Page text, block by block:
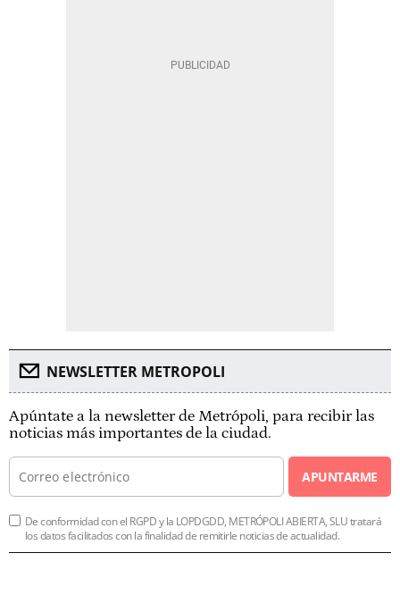
NEWSLETTER METROPOLI
Apúntate a la newsletter de Metrópoli, para recibir las
noticias más importantes de la ciudad.
APUNTARME
De conformidad con el RGPD y la LOPDGDD, METRÓPOLI ABIERTA, SLU tratará
los datos facilitados con la finalidad de remitirle noticias de actualidad.